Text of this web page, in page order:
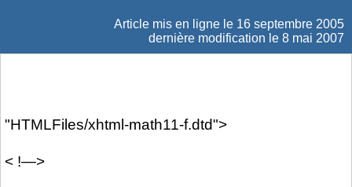
Article mis en ligne le 16 septembre 2005
dernière modification le 8 mai 2007
"HTMLFiles/xhtml-math11-f.dtd">
< !—>